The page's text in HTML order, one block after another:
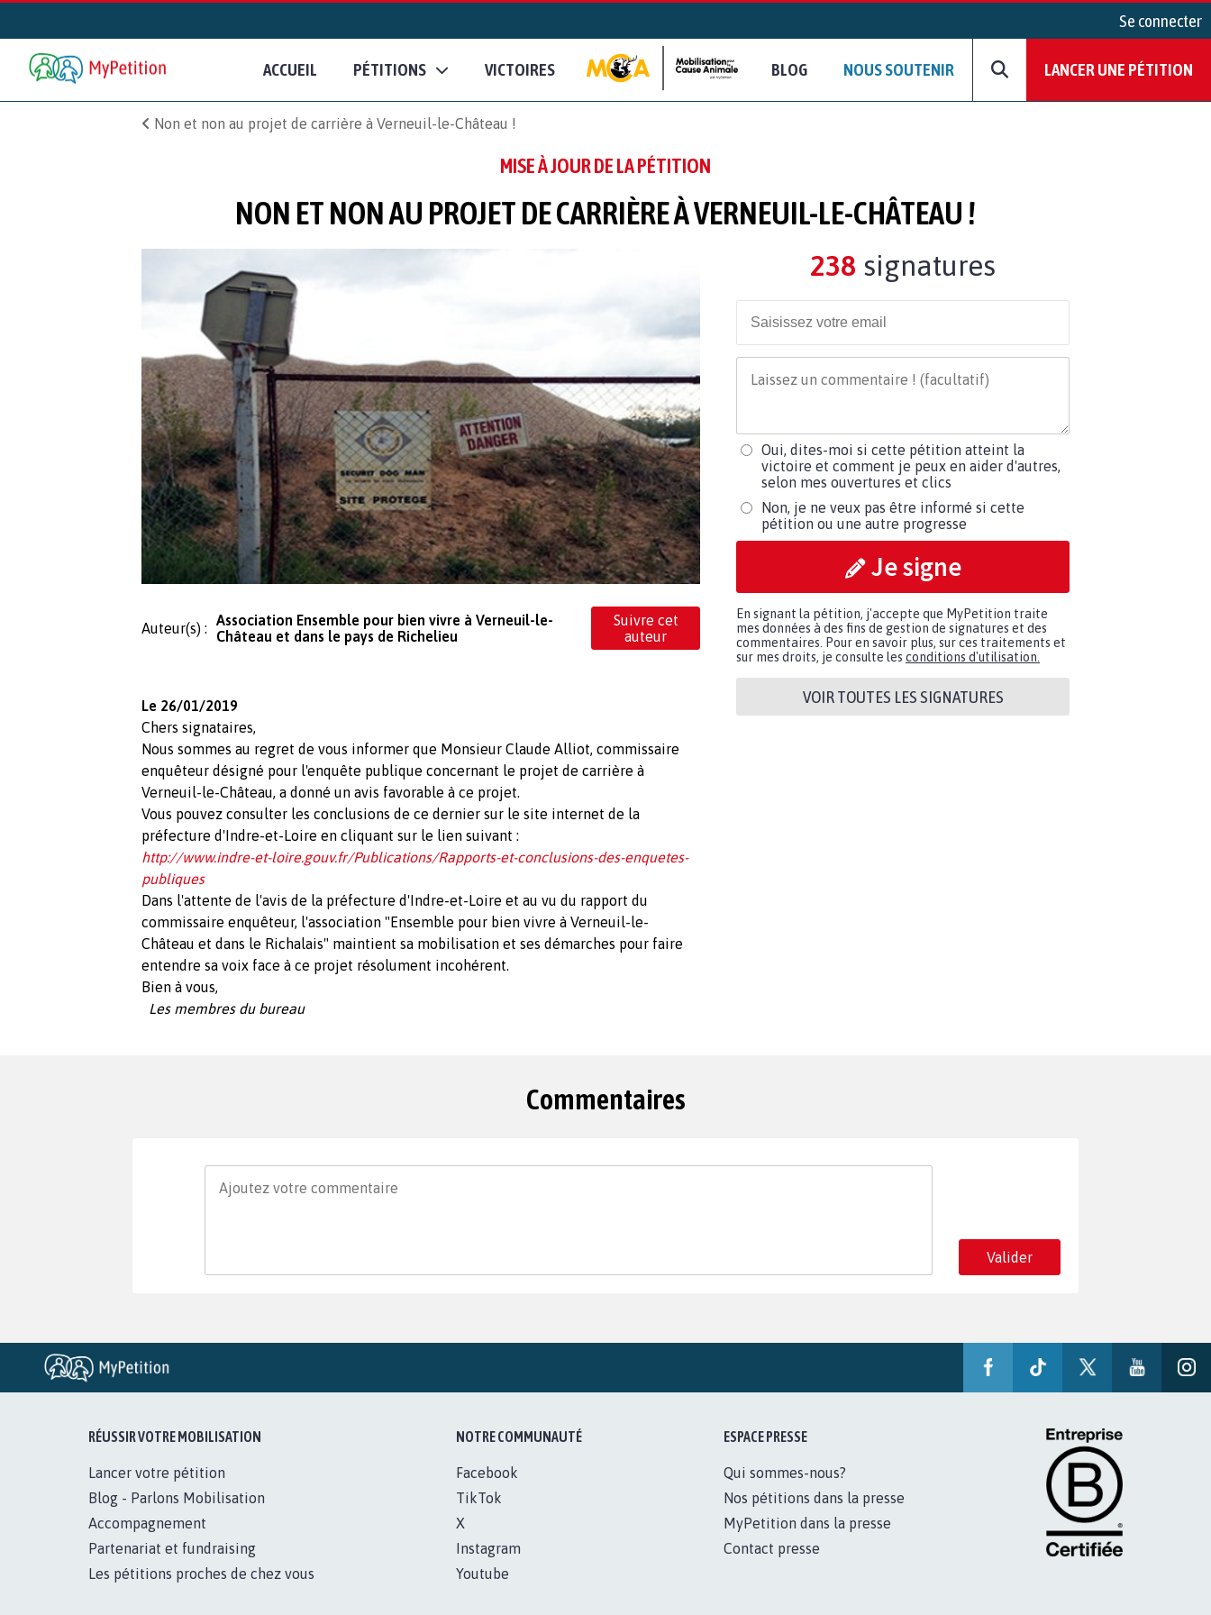
Se connecter
ACCUEIL PÉTITIONS VICTOIRES BLOG NOUS SOUTENIR LANCER UNE PÉTITION
Non et non au projet de carrière à Verneuil-le-Château !
MISE À JOUR DE LA PÉTITION
NON ET NON AU PROJET DE CARRIÈRE À VERNEUIL-LE-CHÂTEAU !
Auteur(s) :
Association Ensemble pour bien vivre à Verneuil-le-
Château et dans le pays de Richelieu
Suivre cet
auteur
Le 26/01/2019
Chers signataires,
Nous sommes au regret de vous informer que Monsieur Claude Alliot, commissaire
enquêteur désigné pour l'enquête publique concernant le projet de carrière à
Verneuil-le-Château, a donné un avis favorable à ce projet.
Vous pouvez consulter les conclusions de ce dernier sur le site internet de la
préfecture d'Indre-et-Loire en cliquant sur le lien suivant :
http://www.indre-et-loire.gouv.fr/Publications/Rapports-et-conclusions-des-enquetes-
publiques
Dans l'attente de l'avis de la préfecture d'Indre-et-Loire et au vu du rapport du
commissaire enquêteur, l'association "Ensemble pour bien vivre à Verneuil-le-
Château et dans le Richalais" maintient sa mobilisation et ses démarches pour faire
entendre sa voix face à ce projet résolument incohérent.
Bien à vous,
Les membres du bureau
238 signatures
Oui, dites-moi si cette pétition atteint la
victoire et comment je peux en aider d'autres,
selon mes ouvertures et clics
Non, je ne veux pas être informé si cette
pétition ou une autre progresse
Je signe
En signant la pétition, j'accepte que MyPetition traite
mes données à des fins de gestion de signatures et des
commentaires. Pour en savoir plus, sur ces traitements et
sur mes droits, je consulte les conditions d'utilisation.
VOIR TOUTES LES SIGNATURES
Commentaires
Valider
RÉUSSIR VOTRE MOBILISATION
Lancer votre pétition
Blog - Parlons Mobilisation
Accompagnement
Partenariat et fundraising
Les pétitions proches de chez vous
NOTRE COMMUNAUTÉ
Facebook
TikTok
X
Instagram
Youtube
ESPACE PRESSE
Qui sommes-nous?
Nos pétitions dans la presse
MyPetition dans la presse
Contact presse